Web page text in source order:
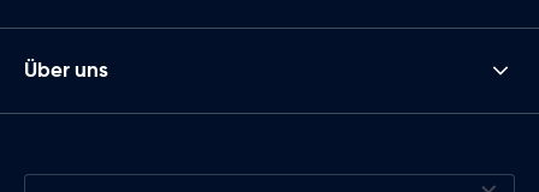
Über uns